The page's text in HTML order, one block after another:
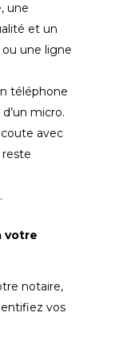
une
et un
une ligne
téléphone
micro.
avec
votre
notaire,
vos